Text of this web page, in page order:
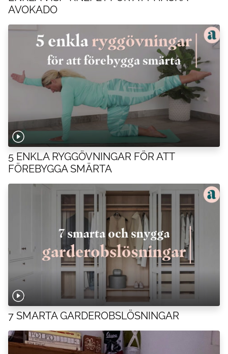
AVOKADO
5 ENKLA RYGGÖVNINGAR FÖR ATT
FÖREBYGGA SMÄRTA
7 SMARTA GARDEROBSLÖSNINGAR